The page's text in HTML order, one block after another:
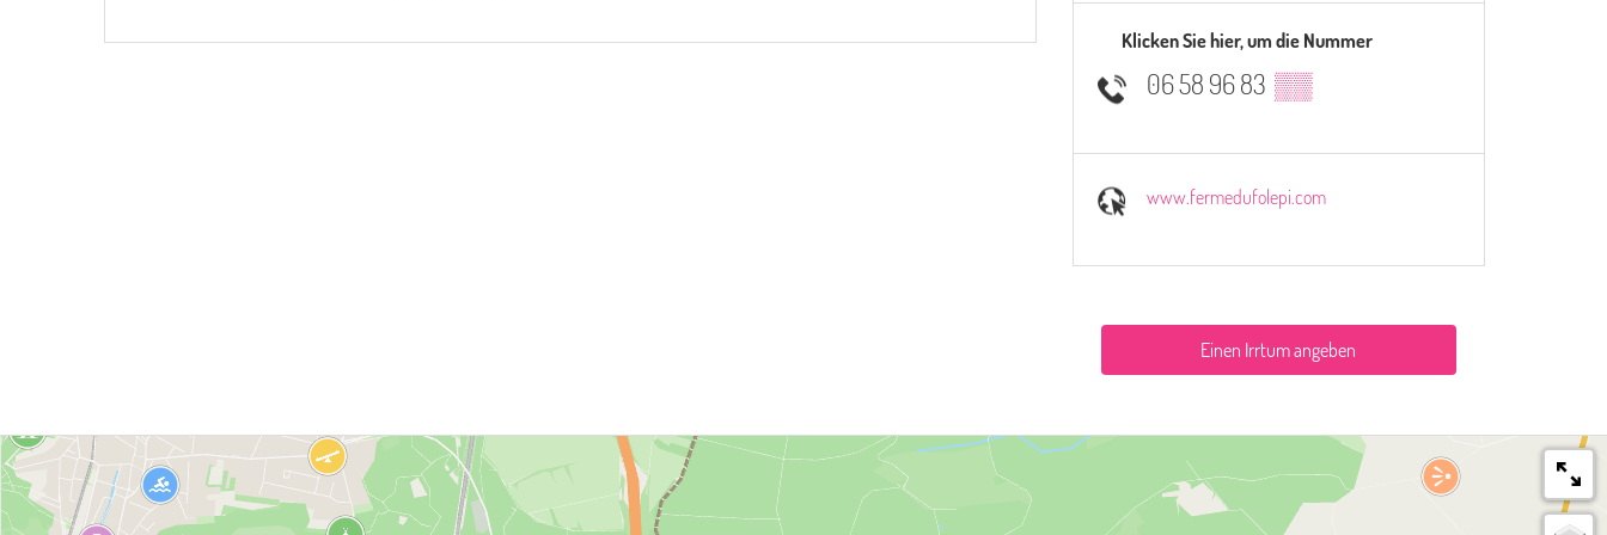
Klicken Sie hier, um die Nummer
06 58 96 83 ▒▒
www.fermedufolepi.com
Einen Irrtum angeben